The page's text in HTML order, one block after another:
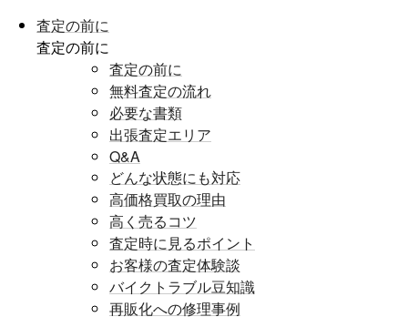
査定の前に
査定の前に
査定の前に
無料査定の流れ
必要な書類
出張査定エリア
Q&A
どんな状態にも対応
高価格買取の理由
高く売るコツ
査定時に見るポイント
お客様の査定体験談
バイクトラブル豆知識
再販化への修理事例